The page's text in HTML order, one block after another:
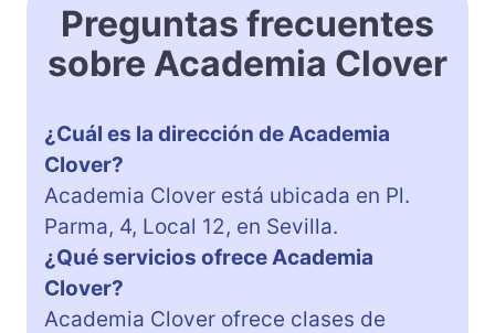
Preguntas frecuentes
sobre Academia Clover
¿Cuál es la dirección de Academia
Clover?
Academia Clover está ubicada en Pl.
Parma, 4, Local 12, en Sevilla.
¿Qué servicios ofrece Academia
Clover?
Academia Clover ofrece clases de